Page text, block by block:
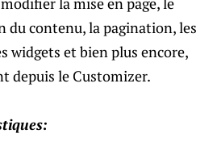
du contenu, la pagination, les
widgets et bien plus encore,
depuis le Customizer.